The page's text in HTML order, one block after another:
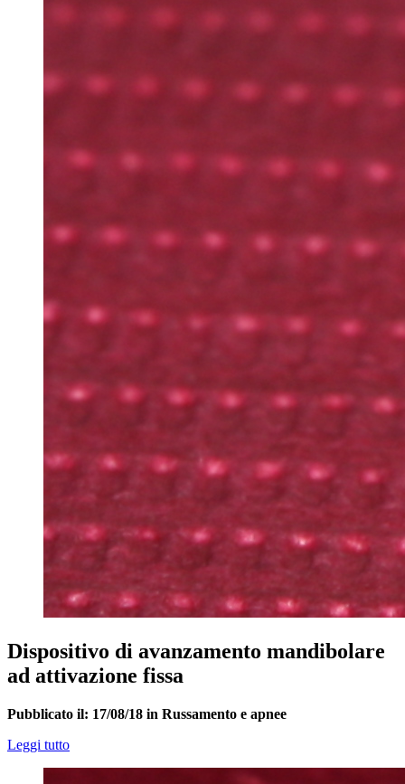
Dispositivo di avanzamento mandibolare
ad attivazione fissa
Pubblicato il: 17/08/18 in Russamento e apnee
Leggi tutto